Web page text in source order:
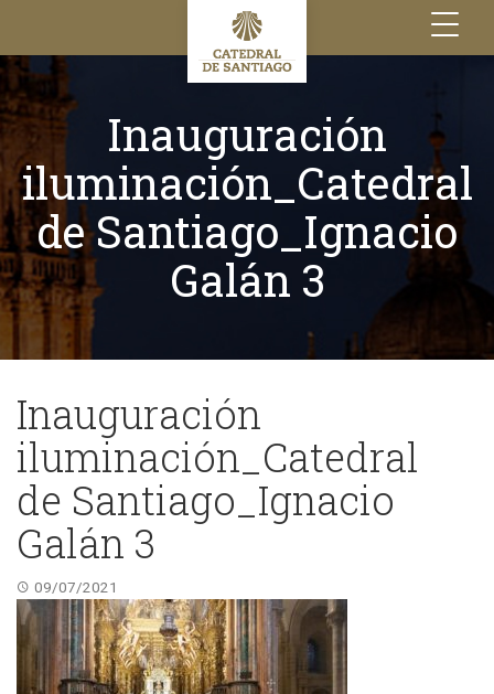
Toggle
navigation
Inauguración
iluminación_Catedral
de Santiago_Ignacio
Galán 3
Inauguración
iluminación_Catedral
de Santiago_Ignacio
Galán 3
09/07/2021